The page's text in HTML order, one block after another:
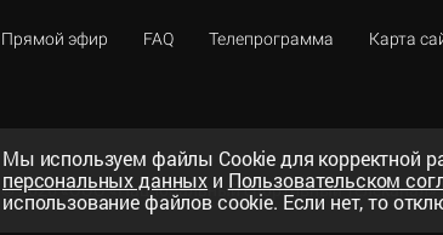
Прямой эфир FAQ Телепрограмма Карта
©2026«ООО «Национальный спортивный телеканал»
Мы используем файлы Сookie для корректной
персональных данных и Пользовательском
использование файлов cookie. Если нет, то